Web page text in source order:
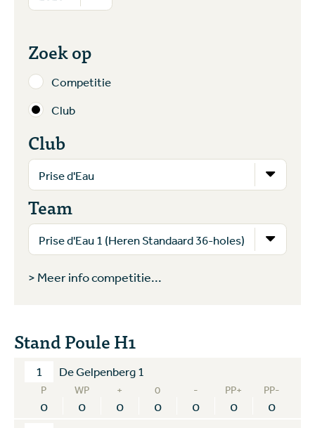
Zoek op
Competitie
Club
Club
Team
> Meer info competitie...
Stand Poule H1
1 De Gelpenberg 1
P WP + 0 - PP+ PP-
0 0 0 0 0 0 0